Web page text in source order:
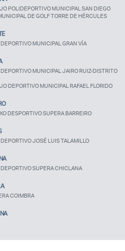
POLIDEPORTIVO MUNICIPAL SAN DIEGO
DE GOLF TORRE DE HÉRCULES
MUNICIPAL GRAN VÍA
MUNICIPAL JAIRO RUIZ-DISTRITO
DEPORTIVO MUNICIPAL RAFAEL FLORIDO
DESPORTIVO SUPERA BARREIRO
JOSÉ LUIS TALAMILLO
SUPERA CHICLANA
COIMBRA